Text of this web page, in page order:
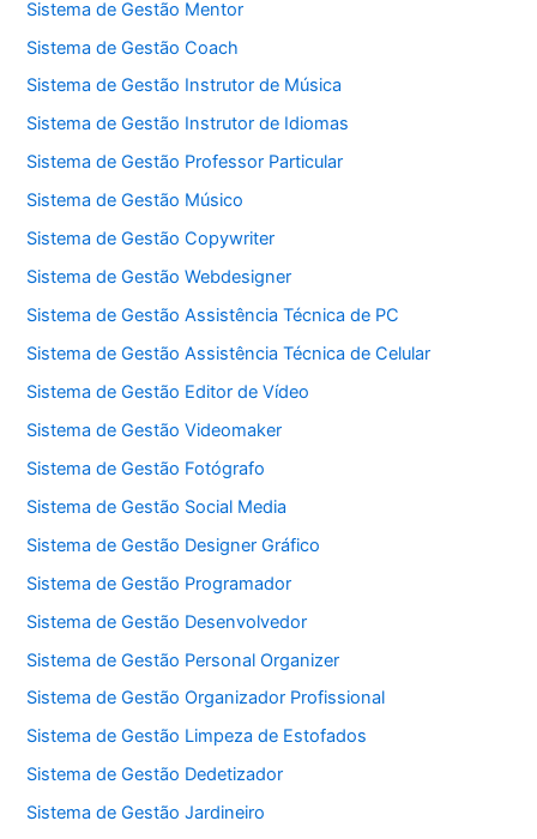
Sistema de Gestão Mentor
Sistema de Gestão Coach
Sistema de Gestão Instrutor de Música
Sistema de Gestão Instrutor de Idiomas
Sistema de Gestão Professor Particular
Sistema de Gestão Músico
Sistema de Gestão Copywriter
Sistema de Gestão Webdesigner
Sistema de Gestão Assistência Técnica de PC
Sistema de Gestão Assistência Técnica de Celular
Sistema de Gestão Editor de Vídeo
Sistema de Gestão Videomaker
Sistema de Gestão Fotógrafo
Sistema de Gestão Social Media
Sistema de Gestão Designer Gráfico
Sistema de Gestão Programador
Sistema de Gestão Desenvolvedor
Sistema de Gestão Personal Organizer
Sistema de Gestão Organizador Profissional
Sistema de Gestão Limpeza de Estofados
Sistema de Gestão Dedetizador
Sistema de Gestão Jardineiro